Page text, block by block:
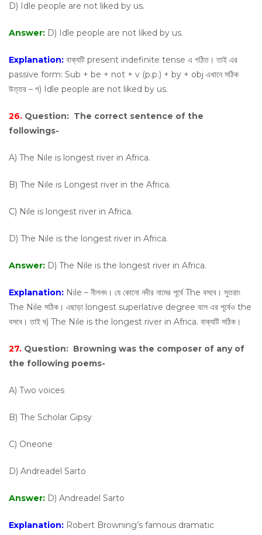
D) Idle people are not liked by us.
Answer: D) Idle people are not liked by us.
Explanation: বাক্যটি present indefinite tense এ গঠিত। তাই এর
passive form: Sub + be + not + v (p.p.) + by + obj এখানে সঠিক
উত্তর – গ) Idle people are not liked by us.
26. Question: The correct sentence of the
followings-
A) The Nile is longest river in Africa.
B) The Nile is Longest river in the Africa.
C) Nile is longest river in Africa.
D) The Nile is the longest river in Africa.
Answer: D) The Nile is the longest river in Africa.
Explanation: Nile – নীলনদ। যে কোনো নদীর নামের পূর্বে The বসবে। সুতরাং
The Nile সঠিক। এছাড়া longest superlative degree বলে এর পূর্বেও the
বসবে। তাই ঘ) The Nile is the longest river in Africa. বাক্যটি সঠিক।
27. Question: Browning was the composer of any of
the following poems-
A) Two voices
B) The Scholar Gipsy
C) Oneone
D) Andreadel Sarto
Answer: D) Andreadel Sarto
Explanation: Robert Browning’s famous dramatic